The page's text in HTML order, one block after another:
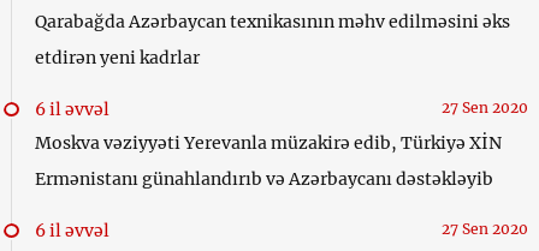
Qarabağda Azərbaycan texnikasının məhv edilməsini əks
etdirən yeni kadrlar
6 il əvvəl 27 Sen 2020
Moskva vəziyyəti Yerevanla müzakirə edib, Türkiyə XİN
Ermənistanı günahlandırıb və Azərbaycanı dəstəkləyib
6 il əvvəl 27 Sen 2020